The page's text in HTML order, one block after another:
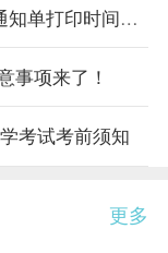
各省2024年4月自考准考证及考试通知单打印时间及入口汇总
事项来了！
考试考前须知
更多